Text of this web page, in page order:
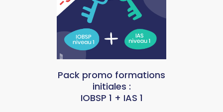
Pack promo formations
initiales :
IOBSP 1 + IAS 1